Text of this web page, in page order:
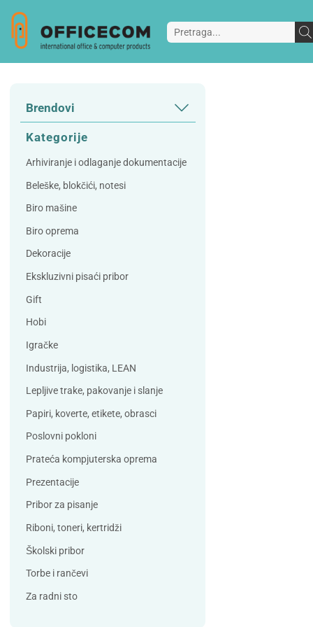
Brendovi
3L
A Plus
Accessories
AD
Alco
Artoz
Bene
Bordlite
Carand'ache
Cleanrange
Debatin
Duracell
ELBA
Eleven
Elix Clean
Falken
Flieger
Fun Range
Han
Herma
HJP
Horse
Info Notes
Kategorije
Arhiviranje i odlaganje dokumentacije
Beleške, blokčići, notesi
Biro mašine
Biro oprema
Dekoracije
Ekskluzivni pisaći pribor
Gift
Hobi
Igračke
Industrija, logistika, LEAN
Lepljive trake, pakovanje i slanje
Papiri, koverte, etikete, obrasci
Poslovni pokloni
Prateća kompjuterska oprema
Prezentacije
Pribor za pisanje
Riboni, toneri, kertridži
Školski pribor
Torbe i rančevi
Za radni sto